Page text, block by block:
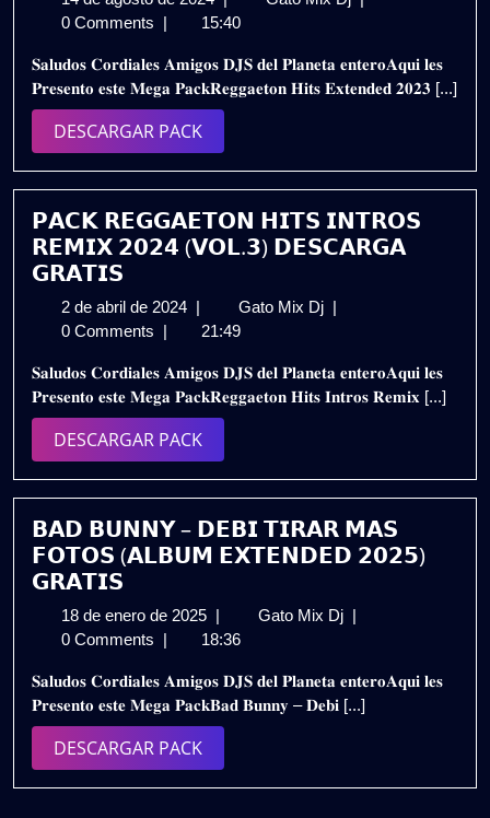
de
de
2024
𝗘𝗫𝗧𝗘𝗡𝗗𝗘𝗗
𝟮𝟬𝟮𝟯
𝗚𝗥𝗔𝗧𝗜𝗦
0 Comments | 15:40
𝐒𝐚𝐥𝐮𝐝𝐨𝐬 𝐂𝐨𝐫𝐝𝐢𝐚𝐥𝐞𝐬 𝐀𝐦𝐢𝐠𝐨𝐬 𝐃𝐉𝐒 𝐝𝐞𝐥 𝐏𝐥𝐚𝐧𝐞𝐭𝐚 𝐞𝐧𝐭𝐞𝐫𝐨𝐀𝐪𝐮𝐢 𝐥𝐞𝐬
𝐏𝐫𝐞𝐬𝐞𝐧𝐭𝐨 𝐞𝐬𝐭𝐞 𝐌𝐞𝐠𝐚 𝐏𝐚𝐜𝐤𝐑𝐞𝐠𝐠𝐚𝐞𝐭𝐨𝐧 𝐇𝐢𝐭𝐬 𝐄𝐱𝐭𝐞𝐧𝐝𝐞𝐝 𝟐𝟎𝟐𝟑 [...]
DESCARGAR PACKDESCARGAR
PACK
𝗣𝗔𝗖𝗞 𝗥𝗘𝗚𝗚𝗔𝗘𝗧𝗢𝗡 𝗛𝗜𝗧𝗦 𝗜𝗡𝗧𝗥𝗢𝗦
𝗥𝗘𝗠𝗜𝗫 𝟮𝟬𝟮𝟰 (𝗩𝗢𝗟.𝟯) 𝗗𝗘𝗦𝗖𝗔𝗥𝗚𝗔
𝗚𝗥𝗔𝗧𝗜𝗦
2 de abril de 2024 2
de
de
2024
| Gato Mix Dj 𝗣𝗔𝗖𝗞
𝗜𝗡𝗧𝗥𝗢𝗦
𝗥𝗘𝗠𝗜𝗫
𝗚𝗥𝗔𝗧𝗜𝗦
|
0 Comments | 21:49
𝐒𝐚𝐥𝐮𝐝𝐨𝐬 𝐂𝐨𝐫𝐝𝐢𝐚𝐥𝐞𝐬 𝐀𝐦𝐢𝐠𝐨𝐬 𝐃𝐉𝐒 𝐝𝐞𝐥 𝐏𝐥𝐚𝐧𝐞𝐭𝐚 𝐞𝐧𝐭𝐞𝐫𝐨𝐀𝐪𝐮𝐢 𝐥𝐞𝐬
𝐏𝐫𝐞𝐬𝐞𝐧𝐭𝐨 𝐞𝐬𝐭𝐞 𝐌𝐞𝐠𝐚 𝐏𝐚𝐜𝐤𝐑𝐞𝐠𝐠𝐚𝐞𝐭𝐨𝐧 𝐇𝐢𝐭𝐬 𝐈𝐧𝐭𝐫𝐨𝐬 𝐑𝐞𝐦𝐢𝐱 [...]
DESCARGAR PACKDESCARGAR
PACK
𝗕𝗔𝗗 𝗕𝗨𝗡𝗡𝗬 – 𝗗𝗘𝗕𝗜 𝗧𝗜𝗥𝗔𝗥 𝗠𝗔𝗦
𝗙𝗢𝗧𝗢𝗦 (𝗔𝗟𝗕𝗨𝗠 𝗘𝗫𝗧𝗘𝗡𝗗𝗘𝗗 𝟮𝟬𝟮𝟱)
𝗚𝗥𝗔𝗧𝗜𝗦
18 de enero de 2025 18
de
de
2025
| Gato Mix Dj 𝗕𝗔𝗗
𝗗𝗘𝗕𝗜
𝗧𝗜𝗥𝗔𝗥
|
0 Comments | 18:36
𝐒𝐚𝐥𝐮𝐝𝐨𝐬 𝐂𝐨𝐫𝐝𝐢𝐚𝐥𝐞𝐬 𝐀𝐦𝐢𝐠𝐨𝐬 𝐃𝐉𝐒 𝐝𝐞𝐥 𝐏𝐥𝐚𝐧𝐞𝐭𝐚 𝐞𝐧𝐭𝐞𝐫𝐨𝐀𝐪𝐮𝐢 𝐥𝐞𝐬
𝐏𝐫𝐞𝐬𝐞𝐧𝐭𝐨 𝐞𝐬𝐭𝐞 𝐌𝐞𝐠𝐚 𝐏𝐚𝐜𝐤𝐁𝐚𝐝 𝐁𝐮𝐧𝐧𝐲 – 𝐃𝐞𝐛𝐢 [...]
DESCARGAR PACKDESCARGAR
PACK